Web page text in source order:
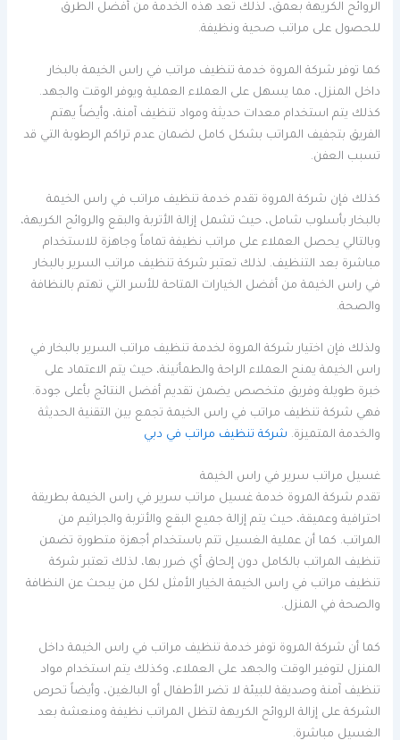
الروائح الكريهة بعمق، لذلك تعد هذه الخدمة من أفضل الطرق
للحصول على مراتب صحية ونظيفة.
كما توفر شركة المروة خدمة تنظيف مراتب في راس الخيمة بالبخار
داخل المنزل، مما يسهل على العملاء العملية ويوفر الوقت والجهد.
كذلك يتم استخدام معدات حديثة ومواد تنظيف آمنة، وأيضاً يهتم
الفريق بتجفيف المراتب بشكل كامل لضمان عدم تراكم الرطوبة التي قد
تسبب العفن.
كذلك فإن شركة المروة تقدم خدمة تنظيف مراتب في راس الخيمة
بالبخار بأسلوب شامل، حيث تشمل إزالة الأتربة والبقع والروائح الكريهة،
وبالتالي يحصل العملاء على مراتب نظيفة تماماً وجاهزة للاستخدام
مباشرة بعد التنظيف. لذلك تعتبر شركة تنظيف مراتب السرير بالبخار
في راس الخيمة من أفضل الخيارات المتاحة للأسر التي تهتم بالنظافة
والصحة.
ولذلك فإن اختيار شركة المروة لخدمة تنظيف مراتب السرير بالبخار في
راس الخيمة يمنح العملاء الراحة والطمأنينة، حيث يتم الاعتماد على
خبرة طويلة وفريق متخصص يضمن تقديم أفضل النتائج بأعلى جودة.
فهي شركة تنظيف مراتب في راس الخيمة تجمع بين التقنية الحديثة
والخدمة المتميزة. شركة تنظيف مراتب في دبي
غسيل مراتب سرير في راس الخيمة
تقدم شركة المروة خدمة غسيل مراتب سرير في راس الخيمة بطريقة
احترافية وعميقة، حيث يتم إزالة جميع البقع والأتربة والجراثيم من
المراتب. كما أن عملية الغسيل تتم باستخدام أجهزة متطورة تضمن
تنظيف المراتب بالكامل دون إلحاق أي ضرر بها، لذلك تعتبر شركة
تنظيف مراتب في راس الخيمة الخيار الأمثل لكل من يبحث عن النظافة
والصحة في المنزل.
كما أن شركة المروة توفر خدمة تنظيف مراتب في راس الخيمة داخل
المنزل لتوفير الوقت والجهد على العملاء، وكذلك يتم استخدام مواد
تنظيف آمنة وصديقة للبيئة لا تضر الأطفال أو البالغين، وأيضاً تحرص
الشركة على إزالة الروائح الكريهة لتظل المراتب نظيفة ومنعشة بعد
الغسيل مباشرة.